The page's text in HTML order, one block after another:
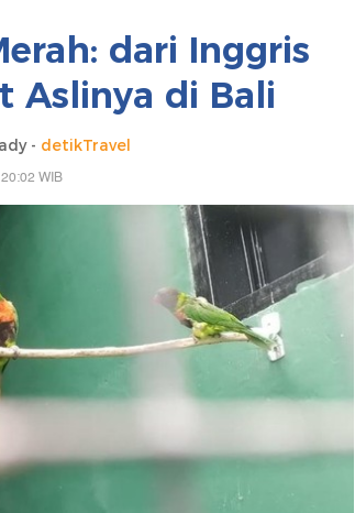
dari Inggris
Aslinya di Bali
- detikTravel
WIB